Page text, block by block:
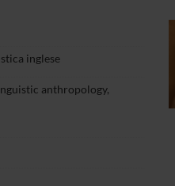
inglese
anthropology,